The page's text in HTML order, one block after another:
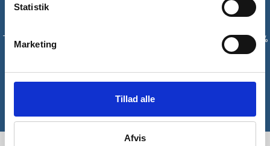
Statistik
Marketing
Tillad alle
Afvis
Tilmeld dig vores nyhedsbrev og modtag med det samme en 10%
Tilmeld